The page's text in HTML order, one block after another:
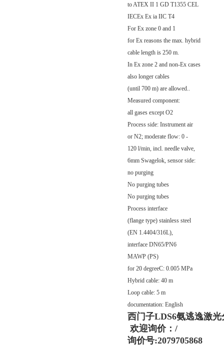
to ATEX II 1 GD T1355 CEL
IECEx Ex ia IIC T4
For Ex zone 0 and 1
for Ex reasons the max. hybrid
cable length is 250 m.
In Ex zone 2 and non-Ex cases
also longer cables
(until 700 m) are allowed..
Measured component:
all gases except O2
Process side: Instrument air
or N2; moderate flow: 0 -
120 l/min, incl. needle valve,
6mm Swagelok, sensor side:
no purging
No purging tubes
No purging tubes
Process interface
(flange type) stainless steel
(EN 1.4404/316L),
interface DN65/PN6
MAWP (PS)
for 20 degreeC: 0.005 MPa
Hybrid cable: 40 m
Loop cable: 5 m
documentation: English
西门子LDS6氨逃逸激光
欢迎询价：/
询价号:2079705868